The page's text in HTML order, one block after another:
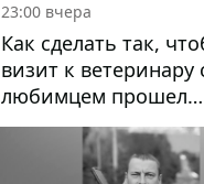
23:00 вчера
Как сделать так,
визит к ветеринару
любимцем прошел
спокойно: простые